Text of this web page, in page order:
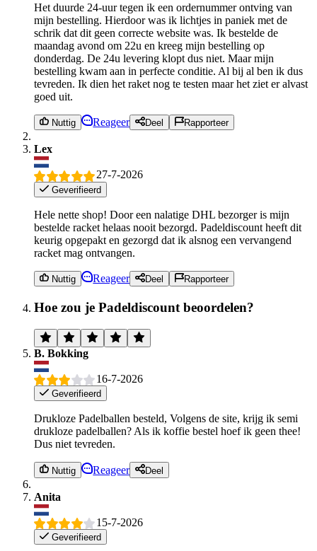
Het duurde 24-uur tegen ik een ordernummer ontving van
mijn bestelling. Hierdoor was ik lichtjes in paniek met de
schrik dat dit geen correcte website was. Ik bestelde de
maandag avond om 22u en kreeg mijn bestelling op
donderdag. De 24u levering klopt dus niet. Maar mijn
bestelling kwam aan in perfecte conditie. Al bij al ben ik dus
tevreden. Ik dien het raket nog te testen maar het ziet er alvast
goed uit.
Nuttig Reageer Deel Rapporteer
Lex
27-7-2026
Geverifieerd
Hele nette shop! Door een nalatige DHL bezorger is mijn
bestelde racket helaas nooit bezorgd. Padeldiscount heeft dit
keurig opgepakt en gezorgd dat ik alsnog een vervangend
racket mag ontvangen.
Nuttig Reageer Deel Rapporteer
Hoe zou je Padeldiscount beoordelen?
B. Bokking
16-7-2026
Geverifieerd
Drukloze Padelballen besteld, Volgens de site, krijg ik semi
drukloze padelballen? Als ik koffie bestel hoef ik geen thee!
Dus niet tevreden.
Nuttig Reageer Deel
Anita
15-7-2026
Geverifieerd